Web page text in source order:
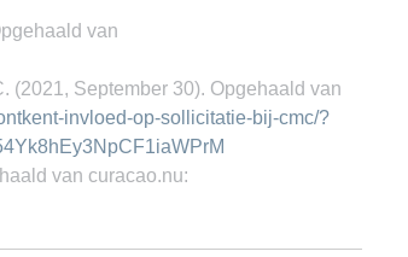
van
(2021, September 30). Opgehaald van
invloed-op-sollicitatie-bij-cmc/?
van curacao.nu: